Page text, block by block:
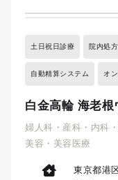
土日祝日診療 院内処方
自動精算システム オ
白金高輪 海老根
婦人科・産科・内科
美容・美容医療
東京都港